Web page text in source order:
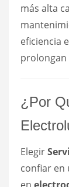
más alta
eficiencia
prolongan
¿Por
Elegir
confiar en